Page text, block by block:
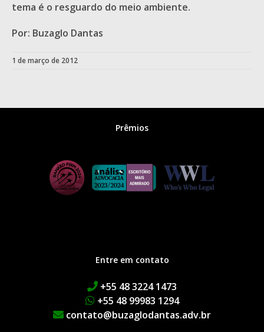
tema é o resguardo do meio ambiente.
Por: Buzaglo Dantas
1 de março de 2012
Prêmios
Entre em contato
+55 48 3224 1473
+55 48 99983 1294
contato@buzaglodantas.adv.br